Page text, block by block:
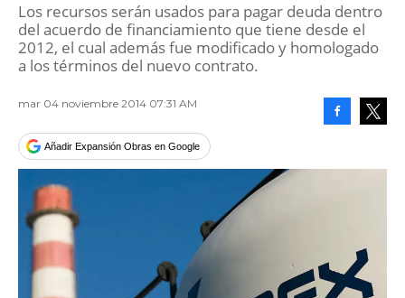
Los recursos serán usados para pagar deuda dentro
del acuerdo de financiamiento que tiene desde el
2012, el cual además fue modificado y homologado
a los términos del nuevo contrato.
mar 04 noviembre 2014 07:31 AM
Añadir Expansión Obras en Google